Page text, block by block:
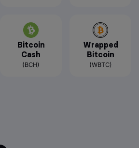
Bitcoin
Cash
(BCH)
Wrapped
Bitcoin
(WBTC)